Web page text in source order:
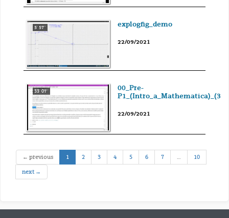
5' 57'' explogfig_demo
22/09/2021
33' 07''
00_Pre-
22/09/2021
← previous 1 (current)
2 3 4 5 6 7 … 10
next →